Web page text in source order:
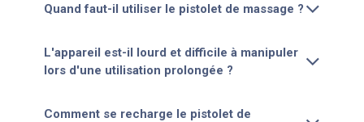
Quand faut-il utiliser le pistolet de massage ?
L'appareil est-il lourd et difficile à manipuler
lors d'une utilisation prolongée ?
Comment se recharge le pistolet de